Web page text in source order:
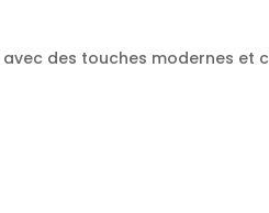
des touches modernes